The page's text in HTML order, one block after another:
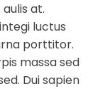
at.
luctus
porttitor.
massa sed
Dui sapien